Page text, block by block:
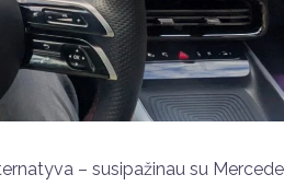
– susipažinau su